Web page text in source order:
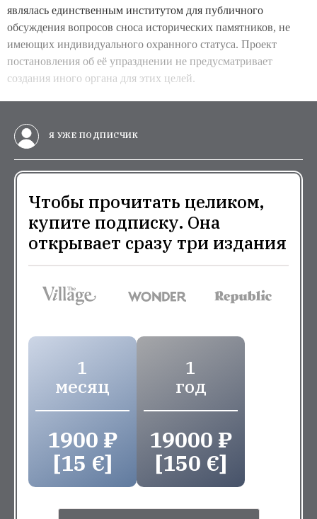
являлась единственным институтом для публичного
обсуждения вопросов сноса исторических памятников, не
имеющих индивидуального охранного статуса. Проект
постановления об её упразднении не предусматривает
создания иного органа для этих целей.
Я УЖЕ ПОДПИСЧИК
Чтобы прочитать целиком,
купите подписку. Она
открывает сразу три издания
1
месяц
1900 ₽
[15 €]
1
год
19000 ₽
[150 €]